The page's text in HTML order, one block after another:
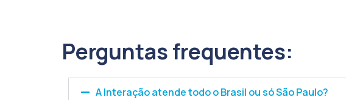
Perguntas frequentes:
A Interação atende todo o Brasil ou só São Paulo?